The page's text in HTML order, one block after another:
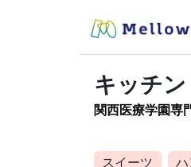
キッチ
関西医療学園専
スイーツ